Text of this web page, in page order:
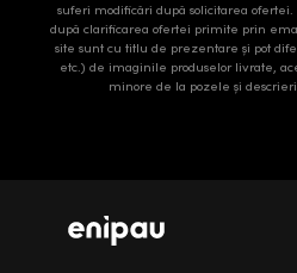
suferi modificări după solicitarea
după clarificarea ofertei primite prin
site sunt cu titlu de prezentare și pot
etc.) de imaginile produselor livrate,
minore de la pozele și